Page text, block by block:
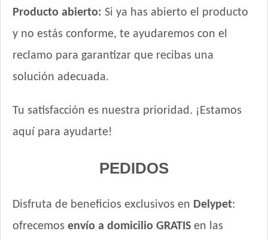
Producto abierto: Si ya has abierto el producto
y no estás conforme, te ayudaremos con el
reclamo para garantizar que recibas una
solución adecuada.
Tu satisfacción es nuestra prioridad. ¡Estamos
aquí para ayudarte!
PEDIDOS
Disfruta de beneficios exclusivos en Delypet:
ofrecemos envío a domicilio GRATIS en las